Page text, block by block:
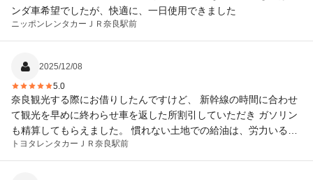
ンダ車希望でしたが、快適に、一日使用できました
ニッポンレンタカー ＪＲ奈良駅前
2025/12/08
5.0
奈良観光する際にお借りしたんですけど、 新幹線の時間に合わせ
て観光を早めに終わらせ車を返した所割引していただき ガソリン
も精算してもらえました。 慣れない土地での給油は、労力いるの
で 本当に助かりました。
トヨタレンタカー ＪＲ奈良駅前